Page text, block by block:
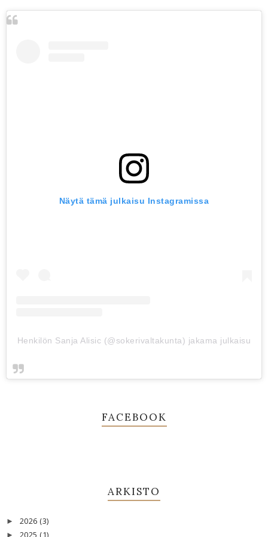
Näytä tämä julkaisu Instagramissa
Henkilön Sanja Alisic (@sokerivaltakunta) jakama julkaisu
FACEBOOK
ARKISTO
► 2026 (3)
► 2025 (1)